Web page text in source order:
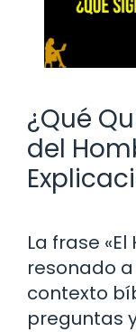
¿Qué
del
La frase
resonado
contexto
preguntas